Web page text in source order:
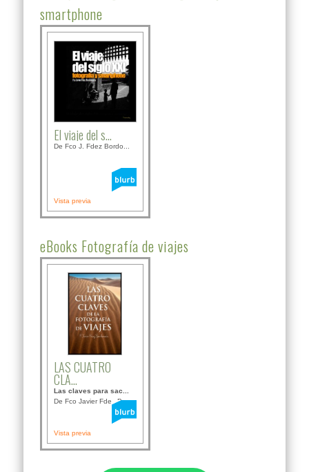
smartphone
El viaje del s...
De Fco J. Fdez Bordo...
Vista previa
eBooks Fotografía de viajes
LAS CUATRO
CLA...
Las claves para sac...
De Fco Javier Fdez B...
Vista previa